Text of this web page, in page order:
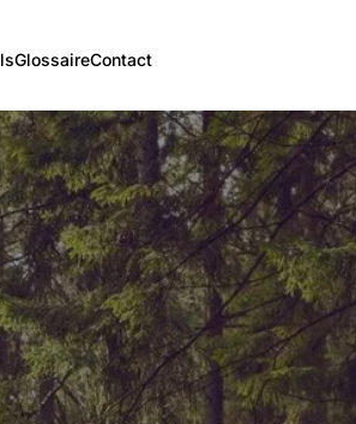
GlossaireContact